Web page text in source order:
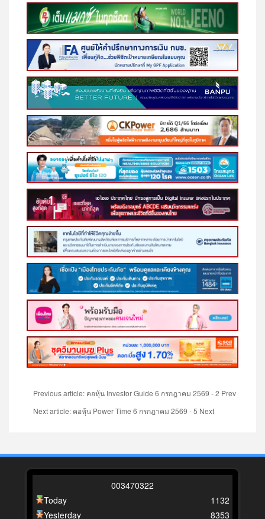
Previous article: คอหุ้น Investor Guide 6 กรกฎาคม 2569 - 2 Prev
Next article: คอหุ้น Power Time 6 กรกฎาคม 2569 - 5 Next
003470322
Today
Yesterday
1132
8353